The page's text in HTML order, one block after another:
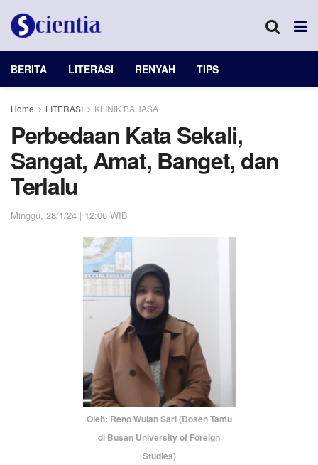
BERITA LITERASI RENYAH TIPS
Home LITERASI KLINIK BAHASA
Perbedaan Kata Sekali,
Sangat, Amat, Banget, dan
Terlalu
Minggu, 28/1/24 | 12:06 WIB
Oleh: Reno Wulan Sari (Dosen Tamu
di Busan University of Foreign
Studies)